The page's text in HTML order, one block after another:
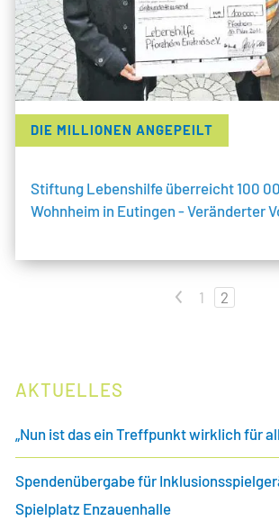
DIE MILLIONEN ANGEPEILT
Stiftung Lebenshilfe überreicht 100
Wohnheim in Eutingen - Veränderter
< 1 2
AKTUELLES
„Nun ist das ein Treffpunkt wirklich für
Spendenübergabe für
Spielplatz Enzauenhalle